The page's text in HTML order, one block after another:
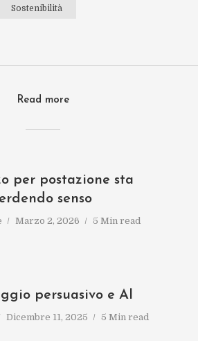
Sostenibilità
Read more
per postazione sta
senso
Marzo 2, 2026 5 Min read
persuasivo e AI
Dicembre 11, 2025 5 Min read